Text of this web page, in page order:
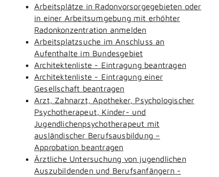
Arbeitsplätze in Radonvorsorgegebieten oder
in einer Arbeitsumgebung mit erhöhter
Radonkonzentration anmelden
Arbeitsplatzsuche im Anschluss an
Aufenthalte im Bundesgebiet
Architektenliste - Eintragung beantragen
Architektenliste - Eintragung einer
Gesellschaft beantragen
Arzt, Zahnarzt, Apotheker, Psychologischer
Psychotherapeut, Kinder- und
Jugendlichenpsychotherapeut mit
ausländischer Berufsausbildung –
Approbation beantragen
Ärztliche Untersuchung von jugendlichen
Auszubildenden und Berufsanfängern -